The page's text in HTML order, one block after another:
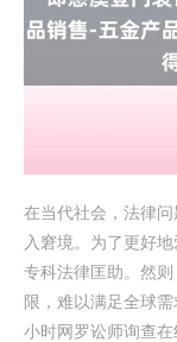
在当代社会，法律
入窘境。为了更好
专科法律匡助。然
限，难以满足全球
小时网罗讼师询查